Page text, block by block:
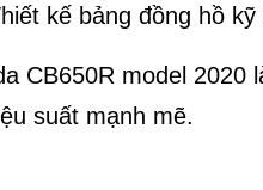
kế bảng đồng hồ
CB650R model
suất mạnh mẽ.